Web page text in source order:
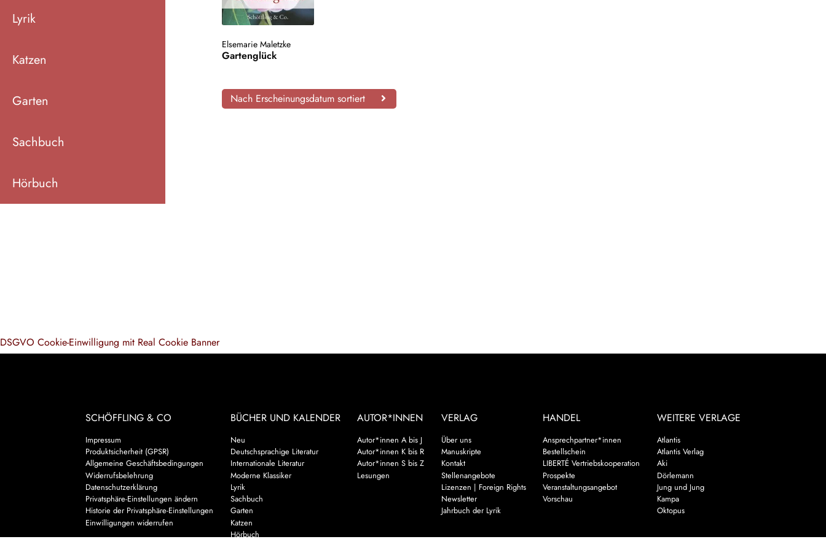
Lyrik
Katzen
Garten
Sachbuch
Hörbuch
Elsemarie Maletzke
Gartenglück
Nach Erscheinungsdatum sortiert
SCHÖFFLING & CO
Impressum
Produktsicherheit (GPSR)
Allgemeine Geschäftsbedingungen
Widerrufsbelehrung
Datenschutzerklärung
Privatsphäre-Einstellungen ändern
Historie der Privatsphäre-Einstellungen
Einwilligungen widerrufen
BÜCHER UND KALENDER
Neu
Deutschsprachige Literatur
Internationale Literatur
Moderne Klassiker
Lyrik
Sachbuch
Garten
Katzen
Hörbuch
AUTOR*INNEN
Autor*innen A bis J
Autor*innen K bis R
Autor*innen S bis Z
Lesungen
VERLAG
Über uns
Manuskripte
Kontakt
Stellenangebote
Lizenzen | Foreign Rights
Newsletter
Jahrbuch der Lyrik
HANDEL
Ansprechpartner*innen
Bestellschein
LIBERTÉ Vertriebskooperation
Prospekte
Veranstaltungsangebot
Vorschau
WEITERE VERLAGE
Atlantis
Atlantis Verlag
Aki
Dörlemann
Jung und Jung
Kampa
Oktopus
DSGVO Cookie-Einwilligung mit Real Cookie Banner